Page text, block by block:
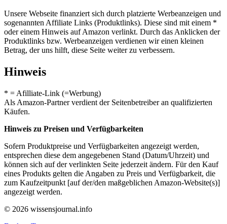
Unsere Webseite finanziert sich durch platzierte Werbeanzeigen und
sogenannten Affiliate Links (Produktlinks). Diese sind mit einem *
oder einem Hinweis auf Amazon verlinkt. Durch das Anklicken der
Produktlinks bzw. Werbeanzeigen verdienen wir einen kleinen
Betrag, der uns hilft, diese Seite weiter zu verbessern.
Hinweis
* = Afilliate-Link (=Werbung)
Als Amazon-Partner verdient der Seitenbetreiber an qualifizierten
Käufen.
Hinweis zu Preisen und Verfügbarkeiten
Sofern Produktpreise und Verfügbarkeiten angezeigt werden,
entsprechen diese dem angegebenen Stand (Datum/Uhrzeit) und
können sich auf der verlinkten Seite jederzeit ändern. Für den Kauf
eines Produkts gelten die Angaben zu Preis und Verfügbarkeit, die
zum Kaufzeitpunkt [auf der/den maßgeblichen Amazon-Website(s)]
angezeigt werden.
© 2026 wissensjournal.info